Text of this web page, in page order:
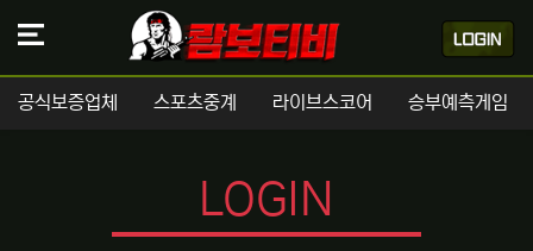
공식보증업체 스포츠중계 라이브스코어 승부예측게임
LOGIN